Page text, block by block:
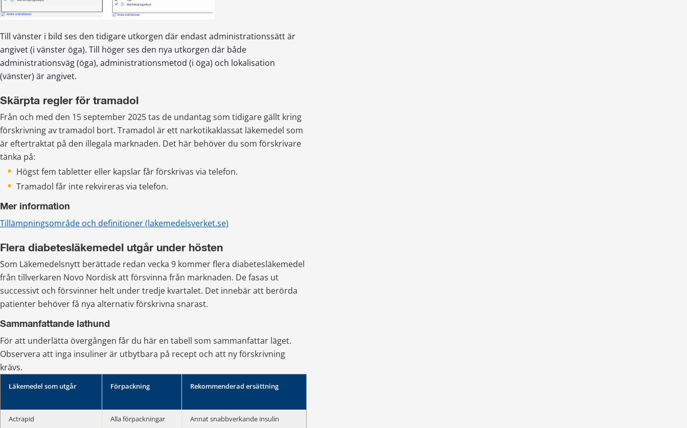
Till vänster i bild ses den tidigare utkorgen där endast administrationssätt är
angivet (i vänster öga). Till höger ses den nya utkorgen där både
administrationsväg (öga), administrationsmetod (i öga) och lokalisation
(vänster) är angivet.
Skärpta regler för tramadol
Från och med den 15 september 2025 tas de undantag som tidigare gällt kring
förskrivning av tramadol bort. Tramadol är ett narkotikaklassat läkemedel som
är eftertraktat på den illegala marknaden. Det här behöver du som förskrivare
tänka på:
Högst fem tabletter eller kapslar får förskrivas via telefon.
Tramadol får inte rekvireras via telefon.
Mer information
Tillämpnings­område och definitioner (lakemedelsverket.se)
Flera diabetesläkemedel utgår under hösten
Som Läkemedelsnytt berättade redan vecka 9 kommer flera diabetesläkemedel
från tillverkaren Novo Nordisk att försvinna från marknaden. De fasas ut
successivt och försvinner helt under tredje kvartalet. Det innebär att berörda
patienter behöver få nya alternativ förskrivna snarast.
Sammanfattande lathund
För att underlätta övergången får du här en tabell som sammanfattar läget.
Observera att inga insuliner är utbytbara på recept och att ny förskrivning
krävs.
Läkemedel som utgår Förpackning Rekommenderad ersättning
Actrapid Alla förpackningar
Annat snabbverkande insulin